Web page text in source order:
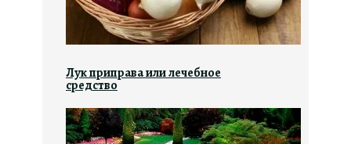
Лук приправа или лечебное
средство